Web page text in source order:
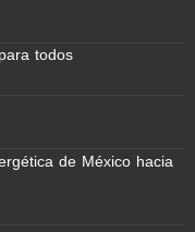
todos
de México hacia